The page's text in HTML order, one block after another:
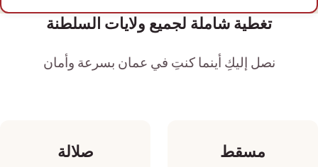
تغطية شاملة لجميع ولايات السلطنة
نصل إليكِ أينما كنتِ في عمان بسرعة وأمان
مسقط صلالة